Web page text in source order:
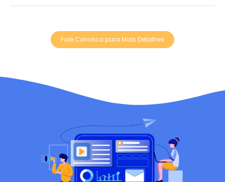
Fale Conosco para Mais Detalhes